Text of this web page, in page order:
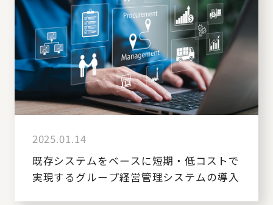
2025.01.14
既存システムをベースに短期・低コストで
実現するグループ経営管理システムの導入